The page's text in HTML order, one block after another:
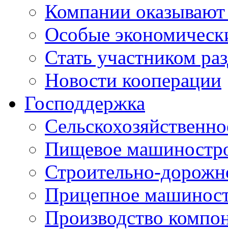
Компании оказывают
Особые
Стать участником
Новости кооперации
Господдержка
Пищевое
Строительно-
Прицепное
Производство